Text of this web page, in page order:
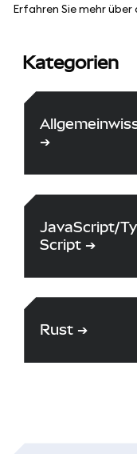
Erfahren Sie mehr
Kategorien
➔
JavaScript/
Script ➔
Rust ➔